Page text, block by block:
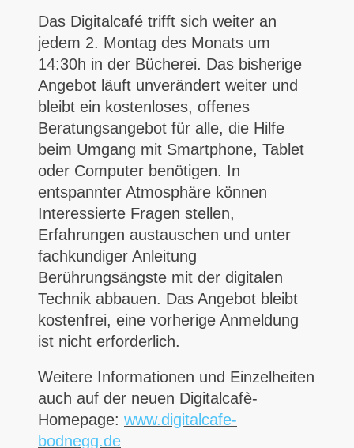
Das Digitalcafé trifft sich weiter an
jedem 2. Montag des Monats um
14:30h in der Bücherei. Das bisherige
Angebot läuft unverändert weiter und
bleibt ein kostenloses, offenes
Beratungsangebot für alle, die Hilfe
beim Umgang mit Smartphone, Tablet
oder Computer benötigen. In
entspannter Atmosphäre können
Interessierte Fragen stellen,
Erfahrungen austauschen und unter
fachkundiger Anleitung
Berührungsängste mit der digitalen
Technik abbauen. Das Angebot bleibt
kostenfrei, eine vorherige Anmeldung
ist nicht erforderlich.
Weitere Informationen und Einzelheiten
auch auf der neuen Digitalcafè-
Homepage: www.digitalcafe-
bodnegg.de